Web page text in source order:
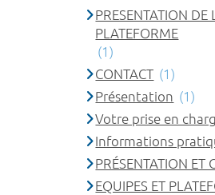
PRESENTATION DE
PLATEFORME
(1)
CONTACT (1)
Présentation (1)
Votre prise en
Informations
PRÉSENTATION ET
EQUIPES ET